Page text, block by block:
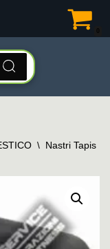
\ Nastri Tapis